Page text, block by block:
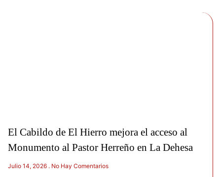
El Cabildo de El Hierro mejora el acceso al
Monumento al Pastor Herreño en La Dehesa
Julio 14, 2026 No Hay Comentarios